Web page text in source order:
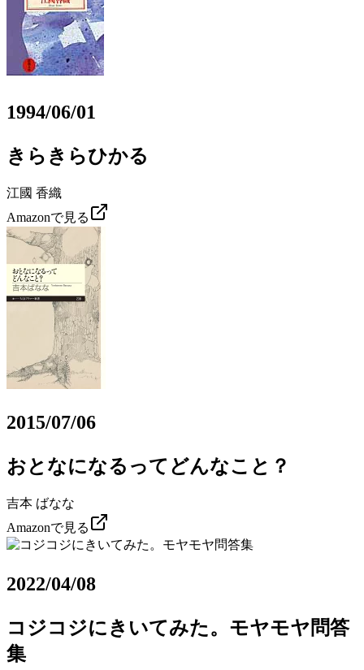
1994/06/01
きらきらひかる
江國 香織
Amazonで見る
2015/07/06
おとなになるってどんなこと？
吉本 ばなな
Amazonで見る
2022/04/08
コジコジにきいてみた。モヤモヤ問答
集